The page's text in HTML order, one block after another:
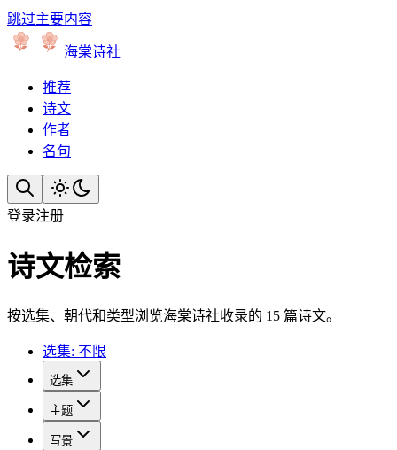
跳过主要内容
海棠诗社
推荐
诗文
作者
名句
登录注册
诗文检索
按选集、朝代和类型浏览海棠诗社收录的 15 篇诗文。
选集: 不限
选集
主题
写景